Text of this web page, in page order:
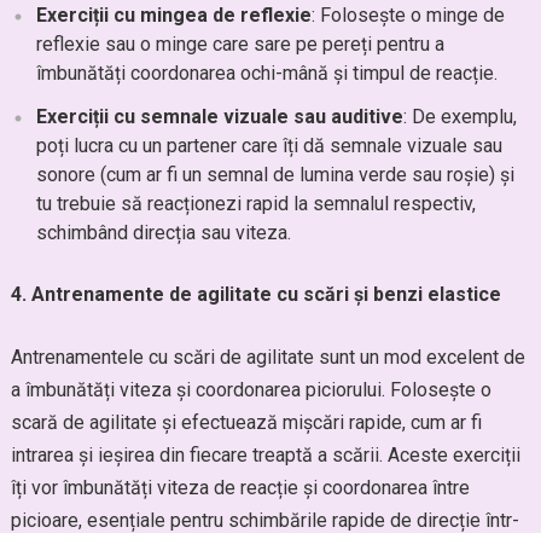
Exerciții cu mingea de reflexie: Folosește o minge de
reflexie sau o minge care sare pe pereți pentru a
îmbunătăți coordonarea ochi-mână și timpul de reacție.
Exerciții cu semnale vizuale sau auditive: De exemplu,
poți lucra cu un partener care îți dă semnale vizuale sau
sonore (cum ar fi un semnal de lumina verde sau roșie) și
tu trebuie să reacționezi rapid la semnalul respectiv,
schimbând direcția sau viteza.
4. Antrenamente de agilitate cu scări și benzi elastice
Antrenamentele cu scări de agilitate sunt un mod excelent de
a îmbunătăți viteza și coordonarea piciorului. Folosește o
scară de agilitate și efectuează mișcări rapide, cum ar fi
intrarea și ieșirea din fiecare treaptă a scării. Aceste exerciții
îți vor îmbunătăți viteza de reacție și coordonarea între
picioare, esențiale pentru schimbările rapide de direcție într-